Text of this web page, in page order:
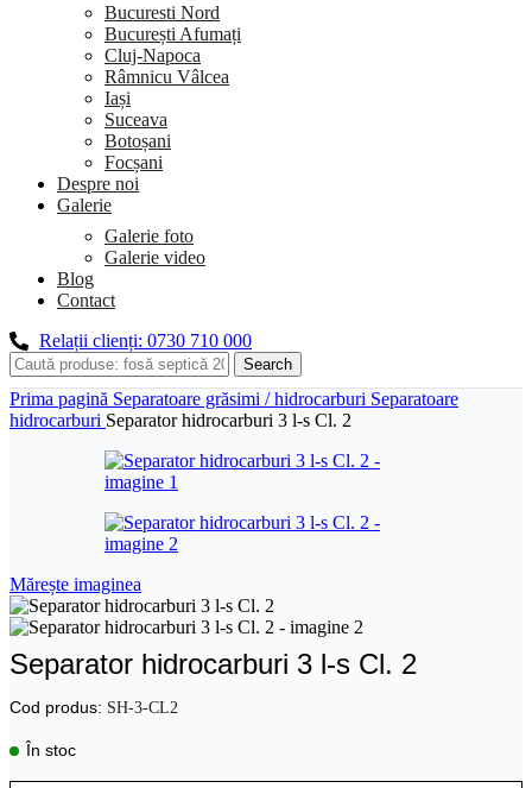
Bucuresti Nord
București Afumați
Cluj-Napoca
Râmnicu Vâlcea
Iași
Suceava
Botoșani
Focșani
Despre noi
Galerie
Galerie foto
Galerie video
Blog
Contact
Relații clienți: 0730 710 000
Search
Prima pagină Separatoare grăsimi / hidrocarburi Separatoare
hidrocarburi Separator hidrocarburi 3 l-s Cl. 2
Mărește imaginea
Separator hidrocarburi 3 l-s Cl. 2
Cod produs: SH-3-CL2
În stoc